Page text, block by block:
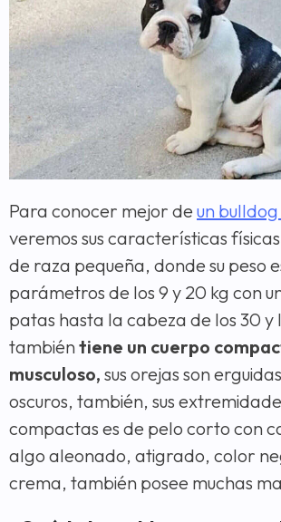
Para conocer mejor de un
veremos sus características
de raza pequeña, donde su peso
parámetros de los 9 y 20 kg con
patas hasta la cabeza de los 30 y
tambiéntiene un cuerpo
musculoso, sus orejas son
oscuros, también, sus
compactas es de pelo corto con
algo aleonado, atigrado, color
crema, también posee muchas